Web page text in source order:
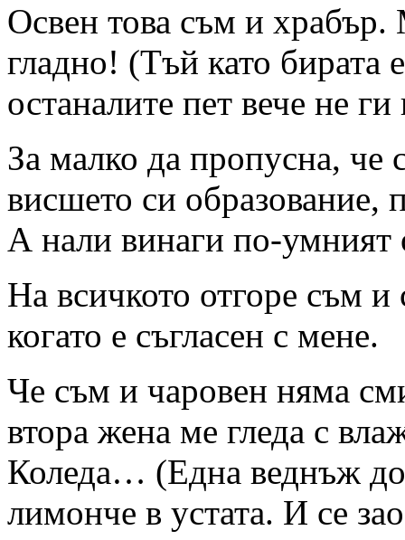
Освен това съм и храбър.
гладно! (Тъй като бирата
останалите пет вече не
За малко да пропусна, че
висшето си образование,
А нали винаги по-умният
На всичкото отгоре съм
когато е съгласен с мене.
Че съм и чаровен няма
втора жена ме гледа с
Коледа… (Една веднъж
лимонче в устата. И се